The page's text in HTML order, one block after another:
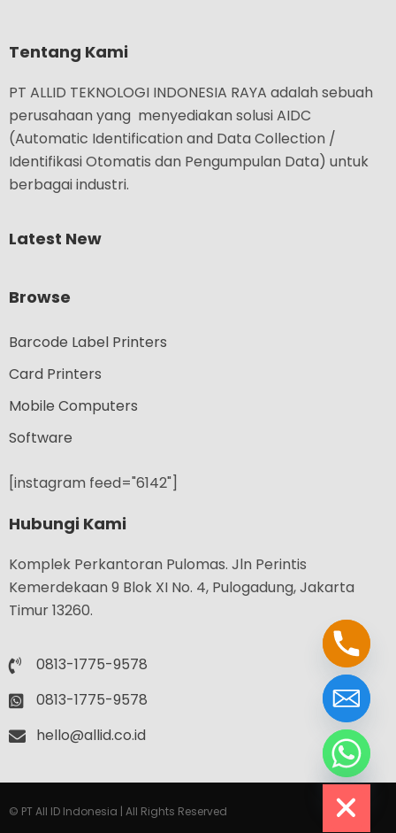
Tentang Kami
PT ALLID TEKNOLOGI INDONESIA RAYA adalah sebuah
perusahaan yang menyediakan solusi AIDC
(Automatic Identification and Data Collection /
Identifikasi Otomatis dan Pengumpulan Data) untuk
berbagai industri.
Latest New
Browse
Barcode Label Printers
Card Printers
Mobile Computers
Software
[instagram feed="6142"]
Hubungi Kami
Komplek Perkantoran Pulomas. Jln Perintis
Kemerdekaan 9 Blok XI No. 4, Pulogadung, Jakarta
Timur 13260.
0813-1775-9578
0813-1775-9578
hello@allid.co.id
© PT All ID Indonesia | All Rights Reserved
Hide
chaty